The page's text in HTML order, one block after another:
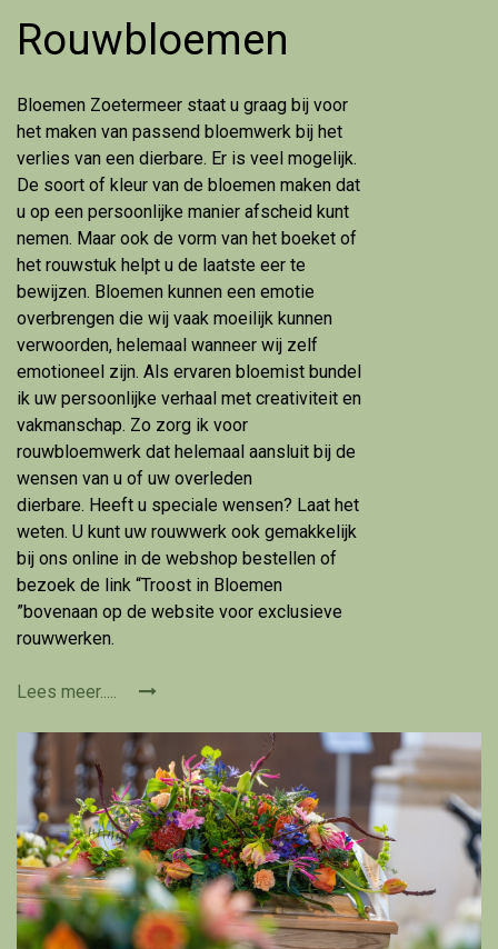
Rouwbloemen
Bloemen Zoetermeer staat u graag bij voor
het maken van passend bloemwerk bij het
verlies van een dierbare. Er is veel mogelijk.
De soort of kleur van de bloemen maken dat
u op een persoonlijke manier afscheid kunt
nemen. Maar ook de vorm van het boeket of
het rouwstuk helpt u de laatste eer te
bewijzen. Bloemen kunnen een emotie
overbrengen die wij vaak moeilijk kunnen
verwoorden, helemaal wanneer wij zelf
emotioneel zijn. Als ervaren bloemist bundel
ik uw persoonlijke verhaal met creativiteit en
vakmanschap. Zo zorg ik voor
rouwbloemwerk dat helemaal aansluit bij de
wensen van u of uw overleden
dierbare. Heeft u speciale wensen? Laat het
weten. U kunt uw rouwwerk ook gemakkelijk
bij ons online in de webshop bestellen of
bezoek de link “Troost in Bloemen
”bovenaan op de website voor exclusieve
rouwwerken.
Lees meer.....